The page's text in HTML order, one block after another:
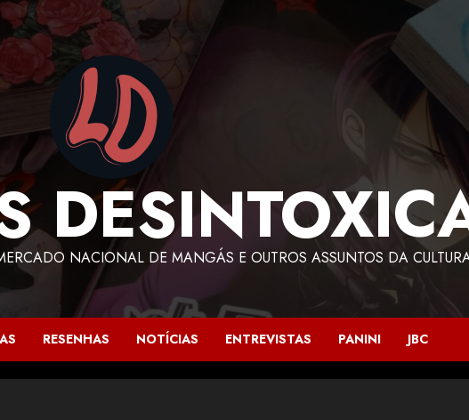
NACIONAL DE MANGÁS E OUTROS ASSUNTOS DA
RESENHAS NOTÍCIAS ENTREVISTAS PANINI JBC